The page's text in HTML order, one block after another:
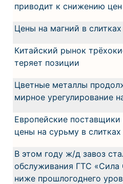
приводит к снижению
Цены на магний в
Китайский рынок
теряет позиции
Цветные металлы
мирное урегулирование
Европейские
цены на сурьму в слитках
В этом году ж/д завоз
обслуживания ГТС «Сила
ниже прошлогоднего